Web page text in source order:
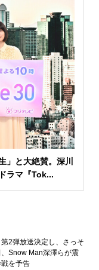
」と大絶賛。深川
ラマ『Tok...
2弾放送決定し、さっそ
Snow Man深澤らが震
を予告